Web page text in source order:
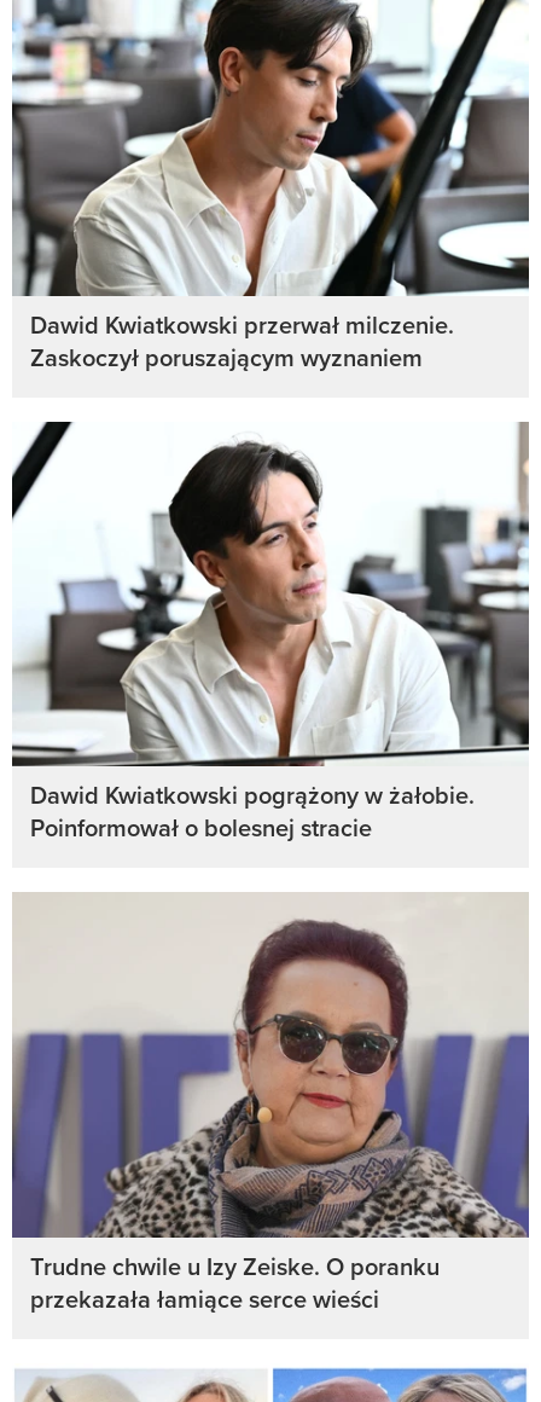
Dawid Kwiatkowski przerwał milczenie.
Zaskoczył poruszającym wyznaniem
Dawid Kwiatkowski pogrążony w żałobie.
Poinformował o bolesnej stracie
Trudne chwile u Izy Zeiske. O poranku
przekazała łamiące serce wieści